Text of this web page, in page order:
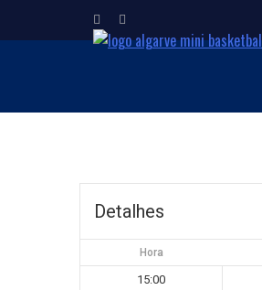
Detalhes
Hora
15:00